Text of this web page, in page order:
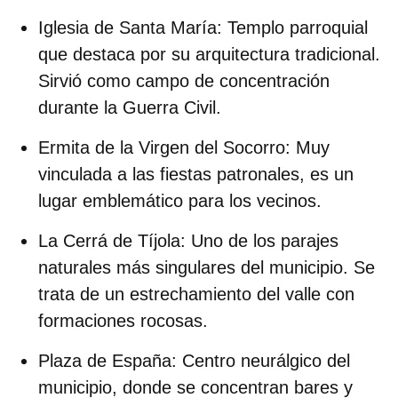
Iglesia de Santa María: Templo parroquial
que destaca por su arquitectura tradicional.
Sirvió como campo de concentración
durante la Guerra Civil.
Ermita de la Virgen del Socorro: Muy
vinculada a las fiestas patronales, es un
lugar emblemático para los vecinos.
La Cerrá de Tíjola: Uno de los parajes
naturales más singulares del municipio. Se
trata de un estrechamiento del valle con
formaciones rocosas.
Plaza de España: Centro neurálgico del
municipio, donde se concentran bares y